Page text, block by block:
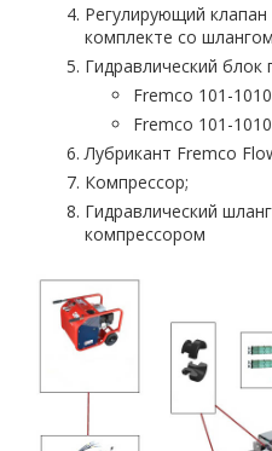
Регулирующий
комплекте со
Гидравлический блок
Fremco 101-
Fremco 101-
Лубрикант Fremco
Компрессор;
Гидравлический
компрессором